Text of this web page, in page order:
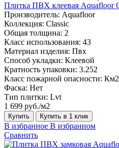
Плитка ПВХ клеевая Aquafloor
Производитель: Aquafloor
Коллекция: Classic
Общая толщина: 2
Класс использования: 43
Материал изделия: Пвх
Способ укладки: Клеевой
Кратность упаковки: 3.252
Класс пожарной опасности: Км2
Фаска: Нет
Тип плитки: Lvt
1 699 руб./м2
Купить Купить в 1 клик
В избранное В избранном
Сравнить